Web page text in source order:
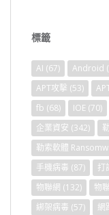
標籤
AI (67) Android
APT攻擊 (53)
fb (68) IOE (70)
企業資安 (342)
勒索軟體
手機病毒 (87) 打
物聯網 (132) 物
綁架病毒 (57) 網